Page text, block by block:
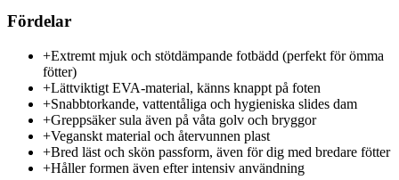
Fördelar
+Extremt mjuk och stötdämpande fotbädd (perfekt för ömma
fötter)
+Lättviktigt EVA-material, känns knappt på foten
+Snabbtorkande, vattentåliga och hygieniska slides dam
+Greppsäker sula även på våta golv och bryggor
+Veganskt material och återvunnen plast
+Bred läst och skön passform, även för dig med bredare fötter
+Håller formen även efter intensiv användning